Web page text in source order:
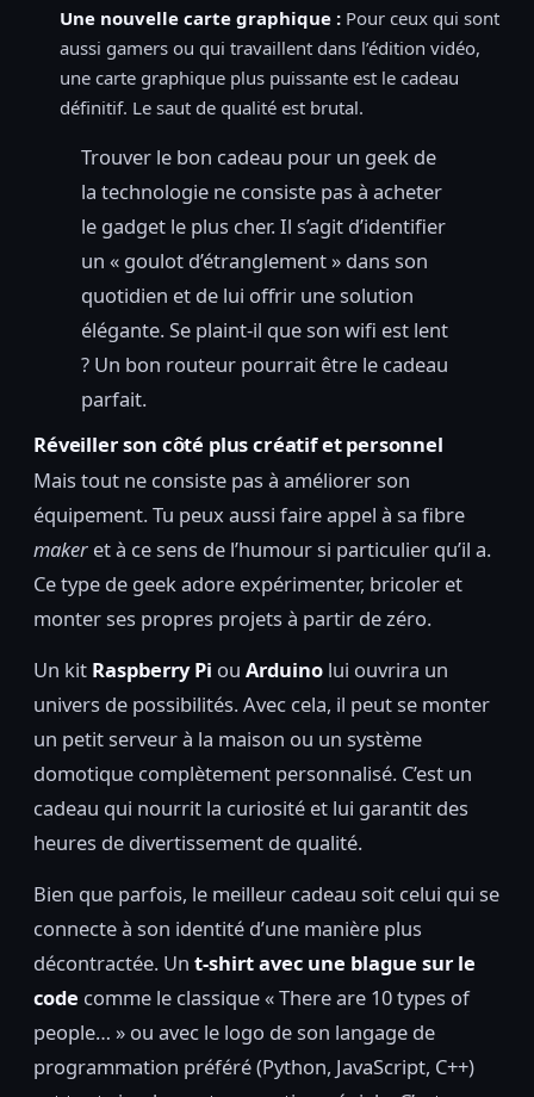
Une nouvelle carte graphique : Pour ceux qui sont
aussi gamers ou qui travaillent dans l’édition vidéo,
une carte graphique plus puissante est le cadeau
définitif. Le saut de qualité est brutal.
Trouver le bon cadeau pour un geek de
la technologie ne consiste pas à acheter
le gadget le plus cher. Il s’agit d’identifier
un « goulot d’étranglement » dans son
quotidien et de lui offrir une solution
élégante. Se plaint-il que son wifi est lent
? Un bon routeur pourrait être le cadeau
parfait.
Réveiller son côté plus créatif et personnel
Mais tout ne consiste pas à améliorer son
équipement. Tu peux aussi faire appel à sa fibre
maker et à ce sens de l’humour si particulier qu’il a.
Ce type de geek adore expérimenter, bricoler et
monter ses propres projets à partir de zéro.
Un kit Raspberry Pi ou Arduino lui ouvrira un
univers de possibilités. Avec cela, il peut se monter
un petit serveur à la maison ou un système
domotique complètement personnalisé. C’est un
cadeau qui nourrit la curiosité et lui garantit des
heures de divertissement de qualité.
Bien que parfois, le meilleur cadeau soit celui qui se
connecte à son identité d’une manière plus
décontractée. Un t-shirt avec une blague sur le
code comme le classique « There are 10 types of
people… » ou avec le logo de son langage de
programmation préféré (Python, JavaScript, C++)